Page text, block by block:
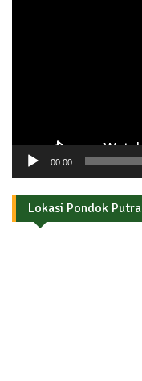
00:00
Lokasi Pondok Putra